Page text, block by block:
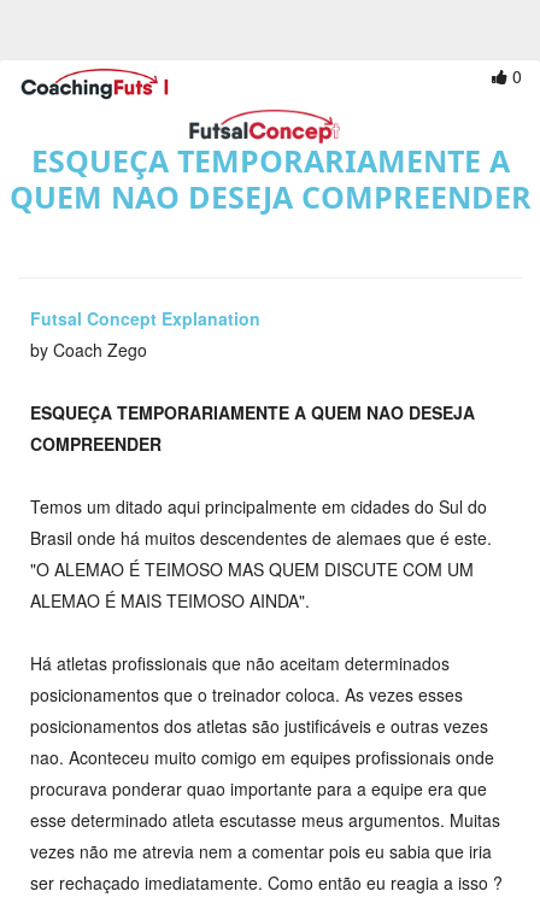
0
ESQUEÇA TEMPORARIAMENTE A
QUEM NAO DESEJA COMPREENDER
Futsal Concept Explanation
by Coach Zego
ESQUEÇA TEMPORARIAMENTE A QUEM NAO DESEJA
COMPREENDER
Temos um ditado aqui principalmente em cidades do Sul do
Brasil onde há muitos descendentes de alemaes que é este.
"O ALEMAO É TEIMOSO MAS QUEM DISCUTE COM UM
ALEMAO É MAIS TEIMOSO AINDA".
Há atletas profissionais que não aceitam determinados
posicionamentos que o treinador coloca. As vezes esses
posicionamentos dos atletas são justificáveis e outras vezes
nao. Aconteceu muito comigo em equipes profissionais onde
procurava ponderar quao importante para a equipe era que
esse determinado atleta escutasse meus argumentos. Muitas
vezes não me atrevia nem a comentar pois eu sabia que iria
ser rechaçado imediatamente. Como então eu reagia a isso ?